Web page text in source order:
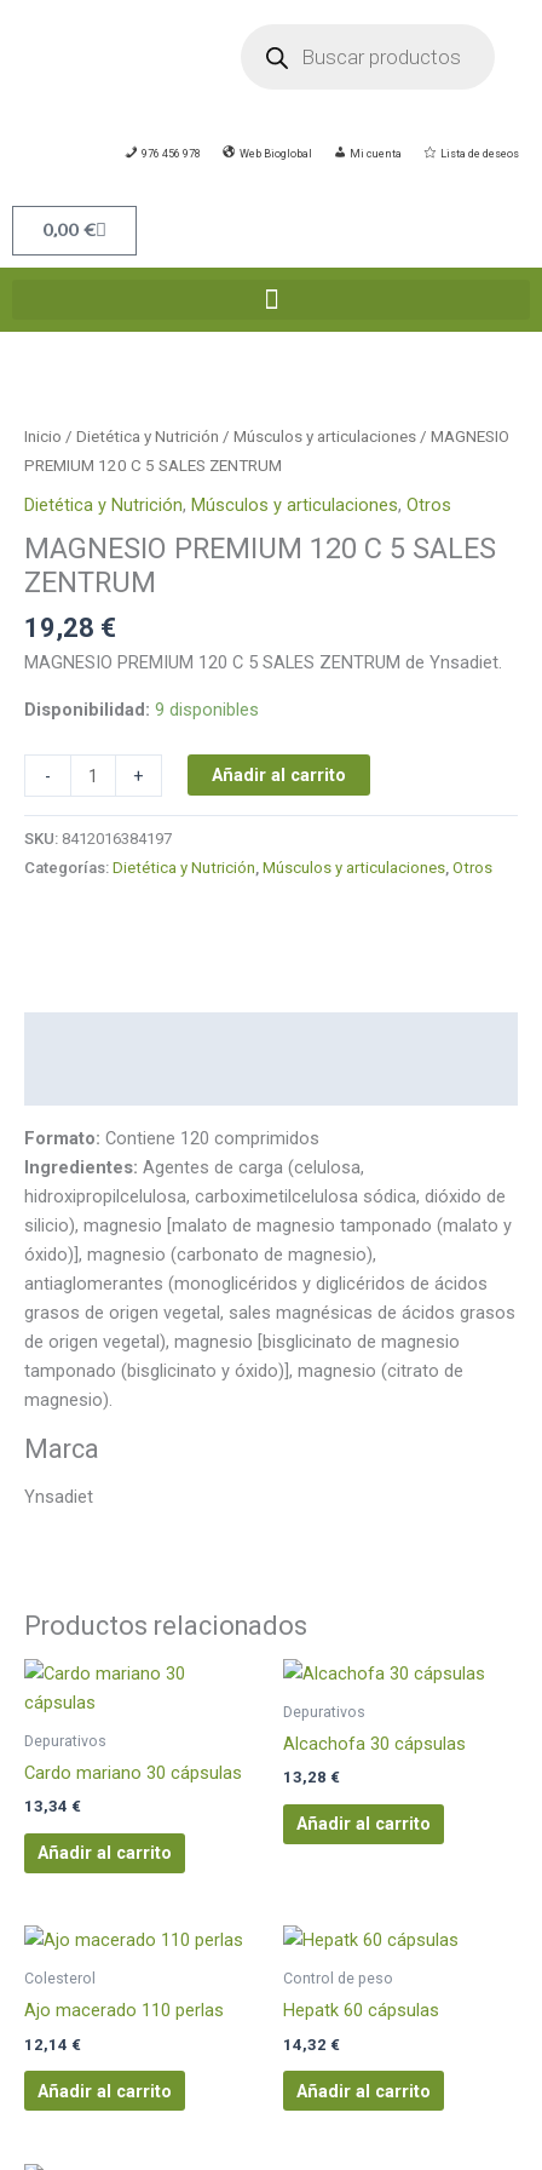
productos
976 456 978 Web Bioglobal Mi cuenta Lista de deseos
0,00 €Carrito
Inicio / Dietética y Nutrición / Músculos y articulaciones / MAGNESIO
PREMIUM 120 C 5 SALES ZENTRUM
Dietética y Nutrición, Músculos y articulaciones, Otros
MAGNESIO PREMIUM 120 C 5 SALES
ZENTRUM
19,28 €
MAGNESIO PREMIUM 120 C 5 SALES ZENTRUM de Ynsadiet.
Disponibilidad: 9 disponibles
-
120
C
SALES
ZENTRUM
cantidad
+ Añadir al carrito
SKU: 8412016384197
Categorías: Dietética y Nutrición Músculos y articulaciones Otros
Formato: Contiene 120 comprimidos
Ingredientes: Agentes de carga (celulosa,
hidroxipropilcelulosa, carboximetilcelulosa sódica, dióxido de
silicio), magnesio [malato de magnesio tamponado (malato y
óxido)], magnesio (carbonato de magnesio),
antiaglomerantes (monoglicéridos y diglicéridos de ácidos
grasos de origen vegetal, sales magnésicas de ácidos grasos
de origen vegetal), magnesio [bisglicinato de magnesio
tamponado (bisglicinato y óxido)], magnesio (citrato de
magnesio).
Marca
Ynsadiet
Productos relacionados
Depurativos
Cardo mariano 30 cápsulas
13,34 €
Añadir al carrito
Depurativos
Alcachofa 30 cápsulas
13,28 €
Añadir al carrito
Colesterol
Ajo macerado 110 perlas
12,14 €
Añadir al carrito
Control de peso
Hepatk 60 cápsulas
14,32 €
Añadir al carrito